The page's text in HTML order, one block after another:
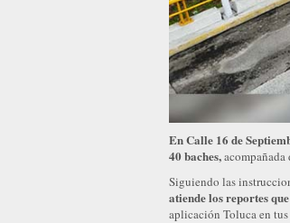
En Calle 16 de
40 baches,
Siguiendo las
atiende los reportes
aplicación Toluca en